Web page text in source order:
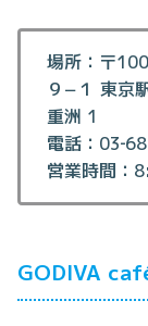
場所：〒
９−１ 東京
重洲 1
電話：
営業時間：
GODIVA